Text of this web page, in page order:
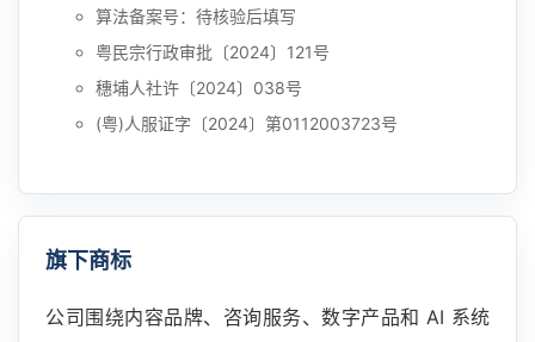
算法备案号：待核验后填写
粤民宗行政审批〔2024〕121号
穗埔人社许〔2024〕038号
(粤)人服证字〔2024〕第0112003723号
旗下商标
公司围绕内容品牌、咨询服务、数字产品和 AI 系统